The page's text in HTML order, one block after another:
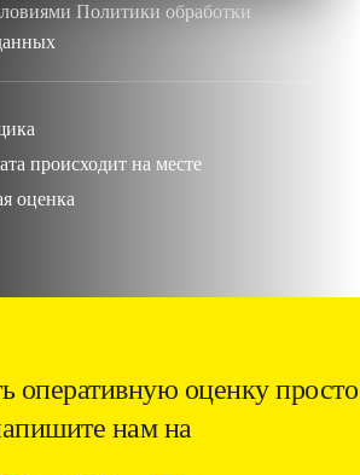
Политики обработки
происходит на месте
оценка
оперативную оценку просто
нам на